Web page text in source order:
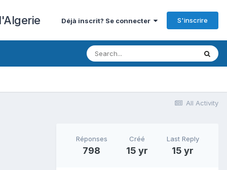
Déjà inscrit? Se connecter S'inscrire
All Activity
Réponses
798
Créé
15 yr
Last Reply
15 yr